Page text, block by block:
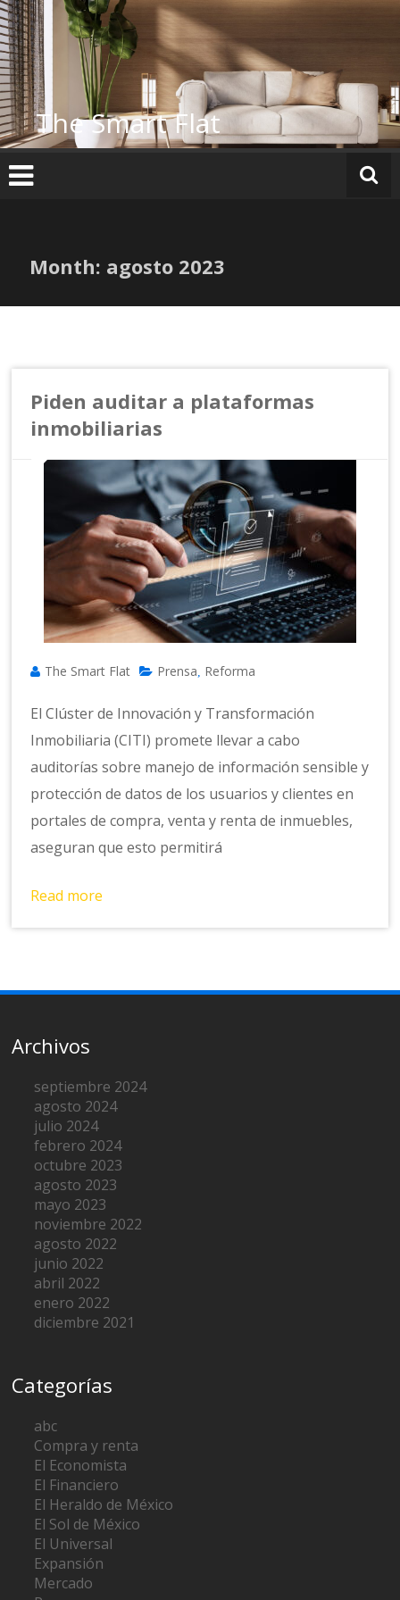
Skip
to
content
The Smart Flat
Month: agosto 2023
Piden auditar a plataformas
inmobiliarias
The Smart Flat Prensa Reforma
El Clúster de Innovación y Transformación
Inmobiliaria (CITI) promete llevar a cabo
auditorías sobre manejo de información sensible y
protección de datos de los usuarios y clientes en
portales de compra, venta y renta de inmuebles,
aseguran que esto permitirá
Read more
Archivos
septiembre 2024
agosto 2024
julio 2024
febrero 2024
octubre 2023
agosto 2023
mayo 2023
noviembre 2022
agosto 2022
junio 2022
abril 2022
enero 2022
diciembre 2021
Categorías
abc
Compra y renta
El Economista
El Financiero
El Heraldo de México
El Sol de México
El Universal
Expansión
Mercado